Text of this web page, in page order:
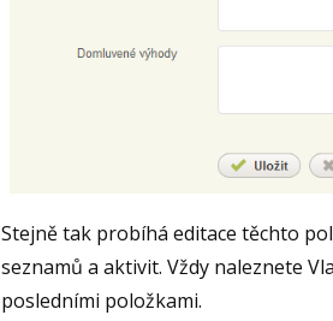
Stejně tak probíhá editace těchto
seznamů a aktivit. Vždy naleznete
posledními položkami.